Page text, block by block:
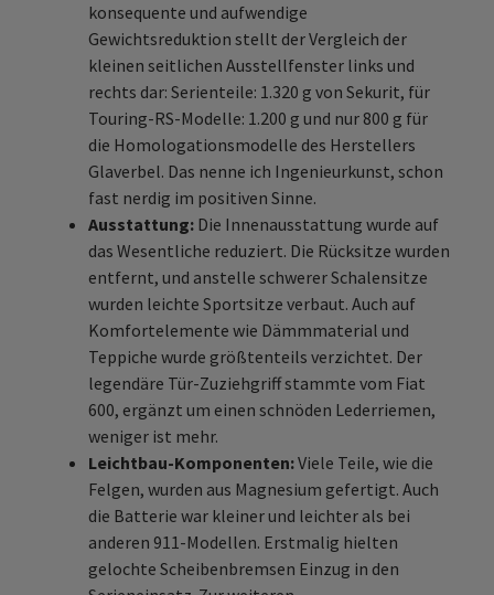
konsequente und aufwendige
Gewichtsreduktion stellt der Vergleich der
kleinen seitlichen Ausstellfenster links und
rechts dar: Serienteile: 1.320 g von Sekurit, für
Touring-RS-Modelle: 1.200 g und nur 800 g für
die Homologationsmodelle des Herstellers
Glaverbel. Das nenne ich Ingenieurkunst, schon
fast nerdig im positiven Sinne.
Ausstattung: Die Innenausstattung wurde auf
das Wesentliche reduziert. Die Rücksitze wurden
entfernt, und anstelle schwerer Schalensitze
wurden leichte Sportsitze verbaut. Auch auf
Komfortelemente wie Dämmmaterial und
Teppiche wurde größtenteils verzichtet. Der
legendäre Tür-Zuziehgriff stammte vom Fiat
600, ergänzt um einen schnöden Lederriemen,
weniger ist mehr.
Leichtbau-Komponenten:Viele Teile, wie die
Felgen, wurden aus Magnesium gefertigt. Auch
die Batterie war kleiner und leichter als bei
anderen 911-Modellen. Erstmalig hielten
gelochte Scheibenbremsen Einzug in den